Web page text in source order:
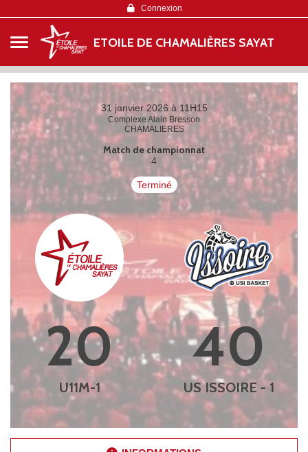
Connexion
ETOILE DE CHAMALIÈRES SAYAT
31 janvier 2026 à 11H15
Complexe Alain Bresson
CHAMALIERES
Match de championnat
4
Terminé
20 40
U11M-1 US ISSOIRE - 1
Panneau de gestion des cookies